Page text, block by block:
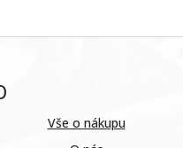
Vše o nákupu